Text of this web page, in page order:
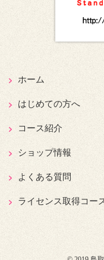
ホーム
はじめての方へ
コース紹介
ショップ情報
よくある質問
ライセンス取得コー